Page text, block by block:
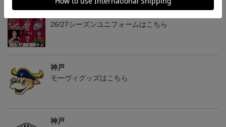
26/27シーズンユニフォームはこちら
神戸
モーヴィグッズはこちら
神戸